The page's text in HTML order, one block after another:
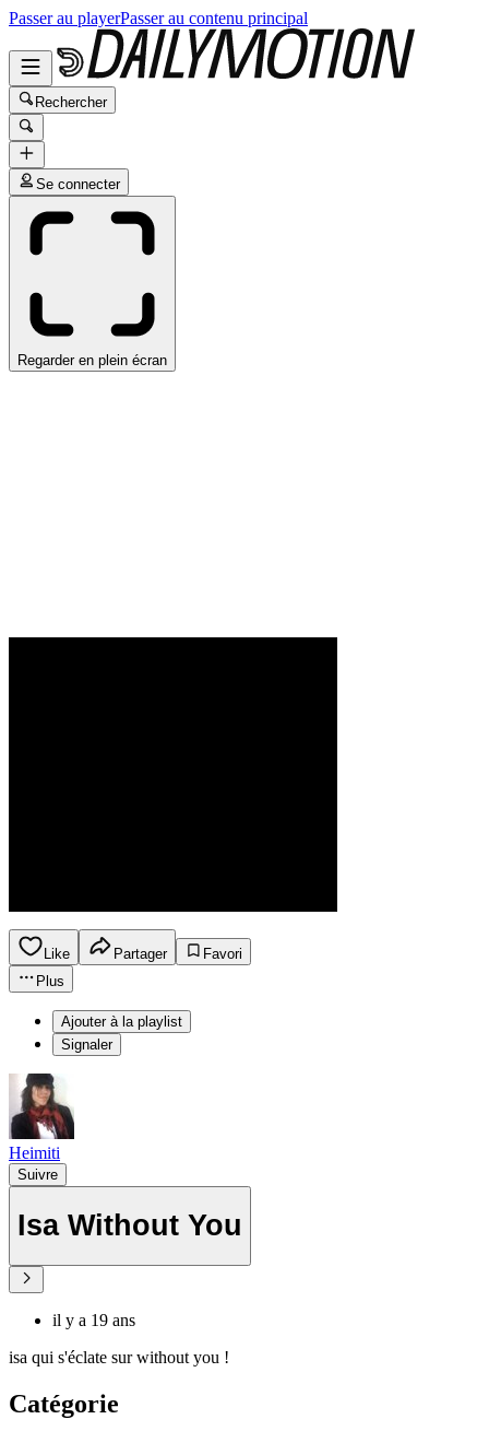
Passer au playerPasser au contenu principal
Rechercher
Se connecter
Regarder en plein écran
Like Partager
Favori
Plus
Ajouter à la playlist
Signaler
Heimiti
Suivre
Isa Without You
il y a 19 ans
isa qui s'éclate sur without you !
Catégorie